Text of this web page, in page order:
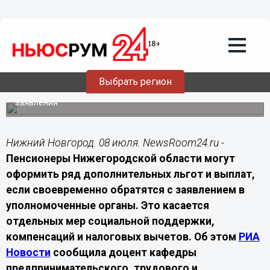
Выбрать регион
Пенсионерам Нижегородской области
рассказали, как получить
дополнительные льготы
Нижегородцам напомнили, что часть мер социальной
поддержки предоставляется только после подачи
заявления
Нижний Новгород. 08 июля. NewsRoom24.ru -
Пенсионеры Нижегородской области могут
оформить ряд дополнительных льгот и выплат,
если своевременно обратятся с заявлением в
уполномоченные органы. Это касается
отдельных мер социальной поддержки,
компенсаций и налоговых вычетов. Об этом РИА
Новости сообщила доцент кафедры